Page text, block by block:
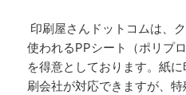
印刷屋さんドットコムは、
使われるPPシート（ポリプ
を得意としております。紙
刷会社が対応できますが、